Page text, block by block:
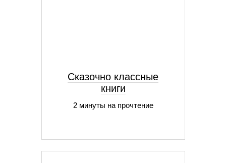
Сказочно классные
книги
2 минуты на прочтение